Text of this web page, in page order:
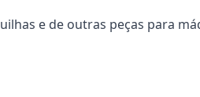
e de outras peças para